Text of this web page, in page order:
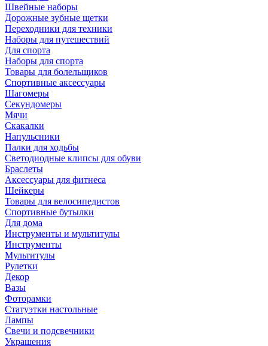
Швейные наборы
Дорожные зубные щетки
Переходники для техники
Наборы для путешествий
Для спорта
Наборы для спорта
Товары для болельщиков
Спортивные аксессуары
Шагомеры
Секундомеры
Мячи
Скакалки
Напульсники
Палки для ходьбы
Светодиодные клипсы для обуви
Браслеты
Аксессуары для фитнеса
Шейкеры
Товары для велосипедистов
Спортивные бутылки
Для дома
Инструменты и мультитулы
Инструменты
Мультитулы
Рулетки
Декор
Вазы
Фоторамки
Статуэтки настольные
Лампы
Свечи и подсвечники
Украшения